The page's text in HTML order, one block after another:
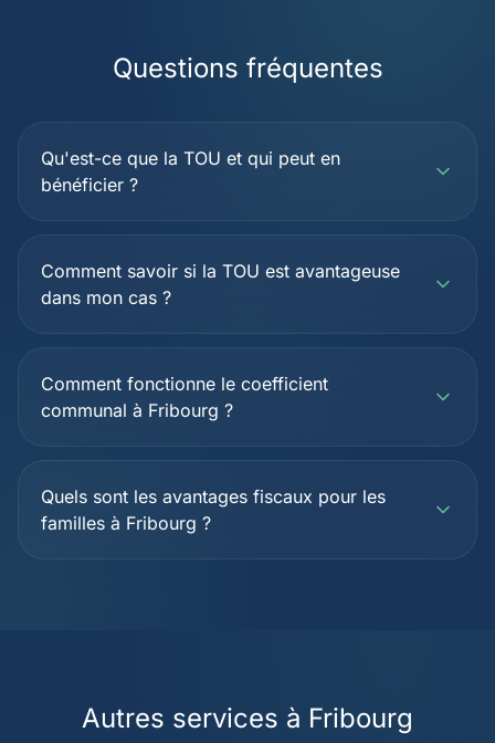
Questions fréquentes
Qu'est-ce que la TOU et qui peut en
bénéficier ?
Comment savoir si la TOU est avantageuse
dans mon cas ?
Comment fonctionne le coefficient
communal à Fribourg ?
Quels sont les avantages fiscaux pour les
familles à Fribourg ?
Autres services à Fribourg